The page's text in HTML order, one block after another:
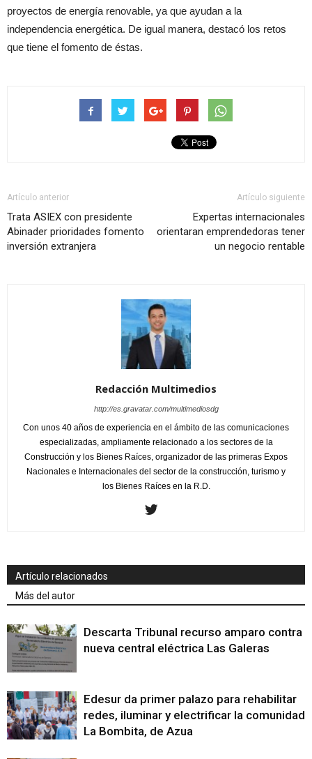
proyectos de energía renovable, ya que ayudan a la
independencia energética. De igual manera, destacó los retos
que tiene el fomento de éstas.
Artículo anterior
Trata ASIEX con presidente
Abinader prioridades fomento
inversión extranjera
Artículo siguiente
Expertas internacionales
orientaran emprendedoras tener
un negocio rentable
Redacción Multimedios
http://es.gravatar.com/multimediosdg
Con unos 40 años de experiencia en el ámbito de las comunicaciones
especializadas, ampliamente relacionado a los sectores de la
Construcción y los Bienes Raíces, organizador de las primeras Expos
Nacionales e Internacionales del sector de la construcción, turismo y
los Bienes Raíces en la R.D.
Artículo relacionados
Más del autor
Descarta Tribunal recurso amparo contra
nueva central eléctrica Las Galeras
Edesur da primer palazo para rehabilitar
redes, iluminar y electrificar la comunidad
La Bombita, de Azua